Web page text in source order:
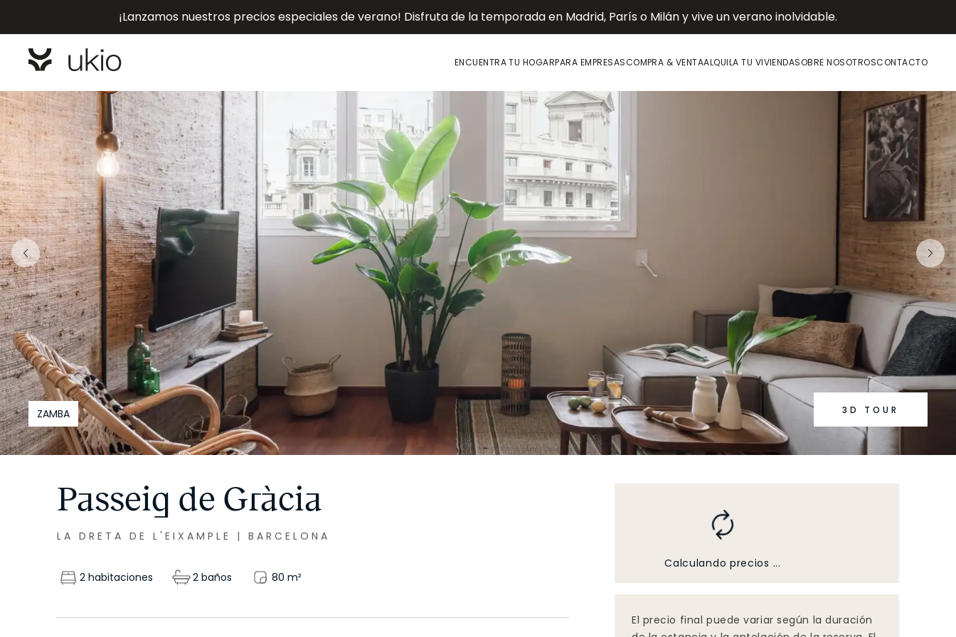
¡Lanzamos nuestros precios especiales de verano! Disfruta de la temporada en Madrid, París o Milán y vive un verano inolvidable.
ENCUENTRA TU HOGARPARA EMPRESASCOMPRA & VENTAALQUILA TU VIVIENDASOBRE NOSOTROSCONTACTO
ZAMBA 3D TOUR
Passeig de Gràcia
LA DRETA DE L'EIXAMPLE | BARCELONA
2 habitaciones 2 baños 80 m²
Calculando precios ...
El precio final puede variar según la duración